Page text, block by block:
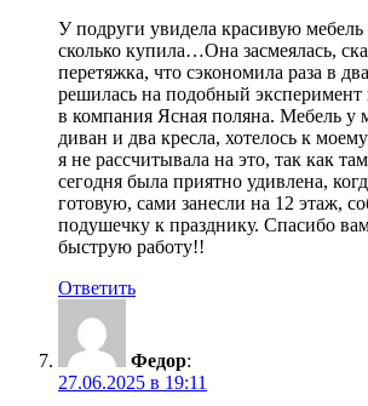
У подруги увидела красивую
сколько купила…Она засмеялась,
перетяжка, что сэкономила раза в
решилась на подобный эксперимент
в компания Ясная поляна. Мебель у
диван и два кресла, хотелось к
я не рассчитывала на это, так как
сегодня была приятно удивлена,
готовую, сами занесли на 12 этаж,
подушечку к празднику. Спасибо
быструю работу!!
Ответить
Федор:
27.06.2025 в 19:11